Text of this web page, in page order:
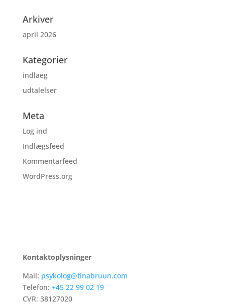
Arkiver
april 2026
Kategorier
indlaeg
udtalelser
Meta
Log ind
Indlægsfeed
Kommentarfeed
WordPress.org
Kontaktoplysninger
Mail: psykolog@tinabruun.com
Telefon: +45 22 99 02 19
CVR: 38127020